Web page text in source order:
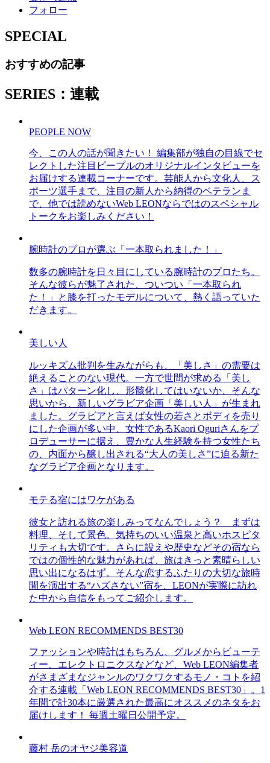
フォロー
SPECIAL
おすすめの記事
SERIES：連載
PEOPLE NOW
今、この人の話が聞きたい！ 編集部が独自の目線でセ
レクトした注目ピープルのオリジナルインタビューを
お届けする連載コーナーです。芸能人から文化人、ス
ポーツ選手まで、注目の新人から納得のベテランま
で、他では読めないWeb LEONならではのスペシャル
トークをお楽しみください！
腕時計のプロが選ぶ「一本取られました！」
数多の腕時計を日々目にしている腕時計のプロたち。
そんな彼らが魅了された、ついつい「一本取られ
た！」と膝を打ったモデルについて、熱く語っていた
だきます。
美しい人
ルッキズム批判を生みながらも、「美しさ」の需要は
絶えることのない現代。一方で世間が求める「美し
さ」はパターン化し、形骸化してはいないか、そんな
思いから、新しいグラビア企画「美しい人」が生まれ
ました。グラビアと言えば女性の若さとボディを売り
にした企画が多い中、女性であるKaori Oguriさんをプ
ロデューサーに据え、豊かな人生経験を持つ女性たち
の、内面から醸し出される“大人の美しさ”に迫る新た
なグラビア企画となります。
モテる宿にはワケがある
彼女と訪れる旅の楽しみってなんでしょう？ まずは
料理、そして景色。気持ちのいい温泉と高いホスピタ
リティも大切です。さらに設えや歴史などその宿なら
ではの個性的な魅力があれば、旅はきっと素晴らしい
思い出になるはず。そんな恋するふたりの大切な旅時
間を演出する“ハズさない”宿を、LEONが実際に訪れ
た中から自信をもってご紹介します。
Web LEON RECOMMENDS BEST30
ファッションや時計はもちろん、グルメからビューテ
ィー、エレクトロニクスなどなど、Web LEON編集者
がさまざまなジャンルのワクワクするモノ・コトを紹
介する連載「Web LEON RECOMMENDS BEST30」。1
年間で計30本に厳選された最高にオススメのネタをお
届けします！ 毎週土曜日公開予定。
藤村 岳のオヤジ美容道